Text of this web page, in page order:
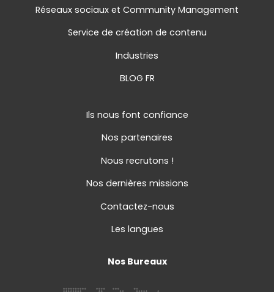
Réseaux sociaux et Community Management
Service de création de contenu
Industries
BLOG FR
Ils nous font confiance
Nos partenaires
Nous recrutons !
Nos dernières missions
Contactez-nous
Les langues
Nos Bureaux